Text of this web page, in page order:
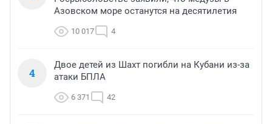
Азовском море останутся на десятилетия
10 017 4
4
Двое детей из Шахт погибли на Кубани из-за
атаки БПЛА
6 371 42